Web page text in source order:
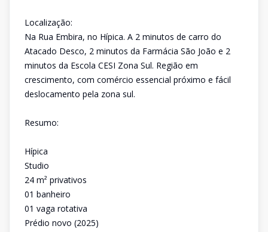
Localização:
Na Rua Embira, no Hípica. A 2 minutos de carro do
Atacado Desco, 2 minutos da Farmácia São João e 2
minutos da Escola CESI Zona Sul. Região em
crescimento, com comércio essencial próximo e fácil
deslocamento pela zona sul.
Resumo:
Hípica
Studio
24 m² privativos
01 banheiro
01 vaga rotativa
Prédio novo (2025)